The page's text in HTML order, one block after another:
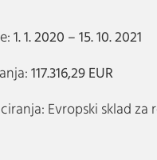
1. 1. 2020 – 15. 10. 2021
117.316,29 EUR
Evropski sklad za